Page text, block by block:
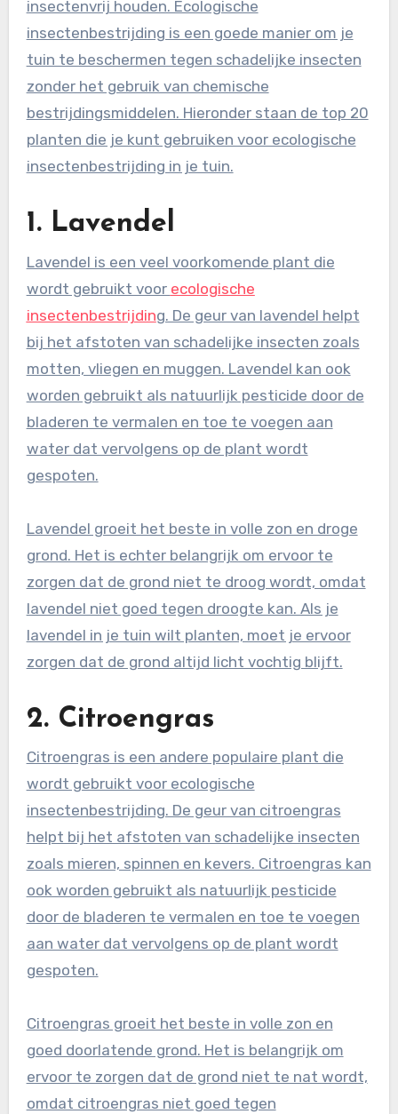
insectenvrij houden. Ecologische
insectenbestrijding is een goede manier om je
tuin te beschermen tegen schadelijke insecten
zonder het gebruik van chemische
bestrijdingsmiddelen. Hieronder staan de top 20
planten die je kunt gebruiken voor ecologische
insectenbestrijding in je tuin.
1. Lavendel
Lavendel is een veel voorkomende plant die
wordt gebruikt voor ecologische
insectenbestrijding. De geur van lavendel helpt
bij het afstoten van schadelijke insecten zoals
motten, vliegen en muggen. Lavendel kan ook
worden gebruikt als natuurlijk pesticide door de
bladeren te vermalen en toe te voegen aan
water dat vervolgens op de plant wordt
gespoten.
Lavendel groeit het beste in volle zon en droge
grond. Het is echter belangrijk om ervoor te
zorgen dat de grond niet te droog wordt, omdat
lavendel niet goed tegen droogte kan. Als je
lavendel in je tuin wilt planten, moet je ervoor
zorgen dat de grond altijd licht vochtig blijft.
2. Citroengras
Citroengras is een andere populaire plant die
wordt gebruikt voor ecologische
insectenbestrijding. De geur van citroengras
helpt bij het afstoten van schadelijke insecten
zoals mieren, spinnen en kevers. Citroengras kan
ook worden gebruikt als natuurlijk pesticide
door de bladeren te vermalen en toe te voegen
aan water dat vervolgens op de plant wordt
gespoten.
Citroengras groeit het beste in volle zon en
goed doorlatende grond. Het is belangrijk om
ervoor te zorgen dat de grond niet te nat wordt,
omdat citroengras niet goed tegen